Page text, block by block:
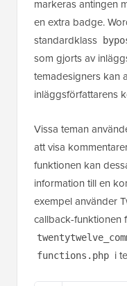
som gjorts av
temadesigners kan
inläggsförfattarens
Vissa teman
att visa
information till en
exempel använder
callback-funktionen
functions.php i
1
// If